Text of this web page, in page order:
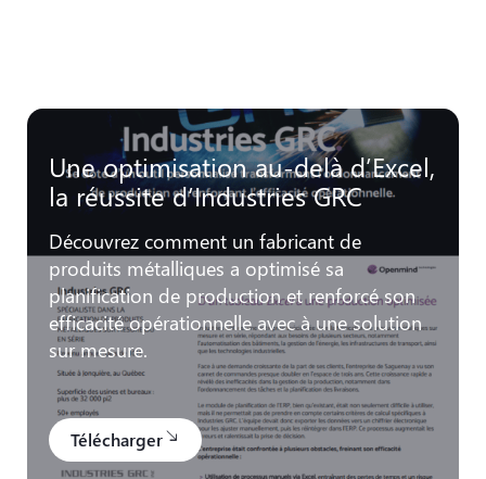
Une optimisation au-delà d’Excel,
la réussite d’Industries GRC
Découvrez comment un fabricant de
produits métalliques a optimisé sa
planification de production et renforcé son
efficacité opérationnelle avec à une solution
sur mesure.
Télécharger south_east